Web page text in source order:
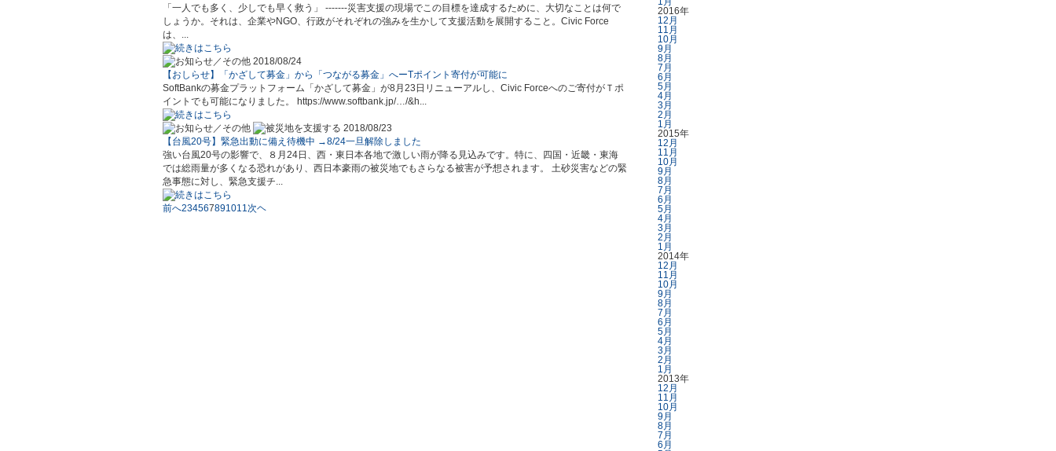
「一人でも多く、少しでも早く救う」 -------災害支援の現場でこの目標を達成するために、大切なことは何で
しょうか。それは、企業やNGO、行政がそれぞれの強みを生かして支援活動を展開すること。Civic Force
は、...
2018/08/24
【おしらせ】「かざして募金」から「つながる募金」へーTポイント寄付が可能に
SoftBankの募金プラットフォーム「かざして募金」が8月23日リニューアルし、Civic Forceへのご寄付がＴポ
イントでも可能になりました。 https://www.softbank.jp/…/&h...
2018/08/23
【台風20号】緊急出動に備え待機中 →8/24一旦解除しました
強い台風20号の影響で、８月24日、西・東日本各地で激しい雨が降る見込みです。特に、四国・近畿・東海
では総雨量が多くなる恐れがあり、西日本豪雨の被災地でもさらなる被害が予想されます。 土砂災害などの緊
急事態に対し、緊急支援チ...
前へ234567891011次ヘ
2016年
12月
11月
10月
9月
8月
7月
6月
5月
4月
3月
2月
1月
2015年
12月
11月
10月
9月
8月
7月
6月
5月
4月
3月
2月
1月
2014年
12月
11月
10月
9月
8月
7月
6月
5月
4月
3月
2月
1月
2013年
12月
11月
10月
9月
8月
7月
6月